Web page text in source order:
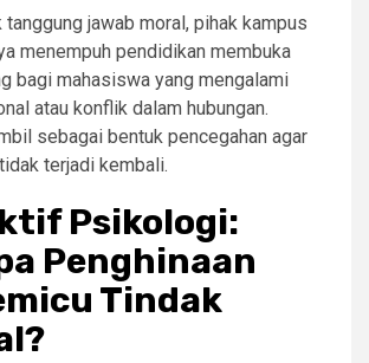
jawab moral, pihak kampus
menempuh pendidikan membuka
bagi mahasiswa yang mengalami
atau konflik dalam hubungan.
sebagai bentuk pencegahan agar
terjadi kembali.
Psikologi:
Penghinaan
Tindak